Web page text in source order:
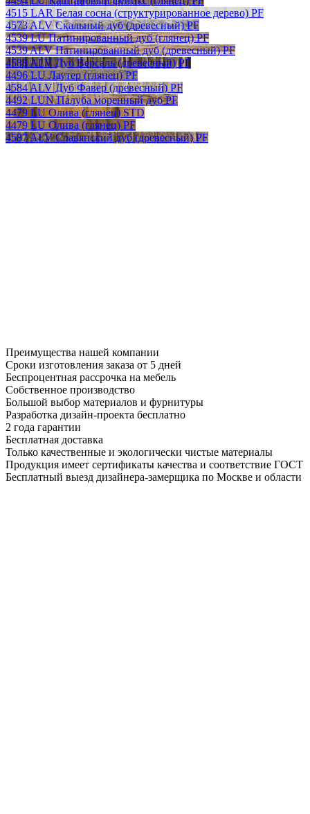
4515 LAR Белая сосна (структурированное дерево) PF
4573 ALV Скальный дуб (древесный) PF
4539 LU Патинированный дуб (глянец) PF
4539 ALV Патинированный дуб (древесный) PF
4588 ALV Дуб Версаль (древесный) PF
4496 LU Лаутер (глянец) PF
4584 ALV Дуб Фавер (древесный) PF
4492 LUN Палуба моренный дуб PF
4479 LU Олива (глянец) STD
4479 LU Олива (глянец) PF
4587 ALV Славянский дуб (древесный) PF
Преимущества нашей компании
Сроки изготовления заказа от 5 дней
Беспроцентная рассрочка на мебель
Собственное производство
Большой выбор материалов и фурнитуры
Разработка дизайн-проекта бесплатно
2 года гарантии
Бесплатная доставка
Только качественные и экологически чистые материалы
Продукция имеет сертификаты качества и соответствие ГОСТ
Бесплатный выезд дизайнера-замерщика по Москве и области